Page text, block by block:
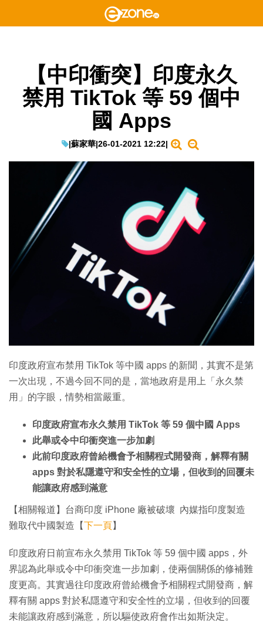
【中印衝突】印度永久
禁用 TikTok 等 59 個中
國 Apps
|蘇家華|26-01-2021 12:22|
印度政府宣布禁用 TikTok 等中國 apps 的新聞，其實不是第
一次出現，不過今回不同的是，當地政府是用上「永久禁
用」的字眼，情勢相當嚴重。
印度政府宣布永久禁用 TikTok 等 59 個中國 Apps
此舉或令中印衝突進一步加劇
此前印度政府曾給機會予相關程式開發商，解釋有關
apps 對於私隱遵守和安全性的立場，但收到的回覆未
能讓政府感到滿意
【相關報道】台商印度 iPhone 廠被破壞 內媒指印度製造
難取代中國製造【下一頁】
印度政府日前宣布永久禁用 TikTok 等 59 個中國 apps，外
界認為此舉或令中印衝突進一步加劇，使兩個關係的修補難
度更高。其實過往印度政府曾給機會予相關程式開發商，解
釋有關 apps 對於私隱遵守和安全性的立場，但收到的回覆
未能讓政府感到滿意，所以驅使政府會作出如斯決定。